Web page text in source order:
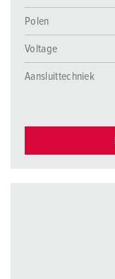
Polen
Voltage
Aansluittechniek